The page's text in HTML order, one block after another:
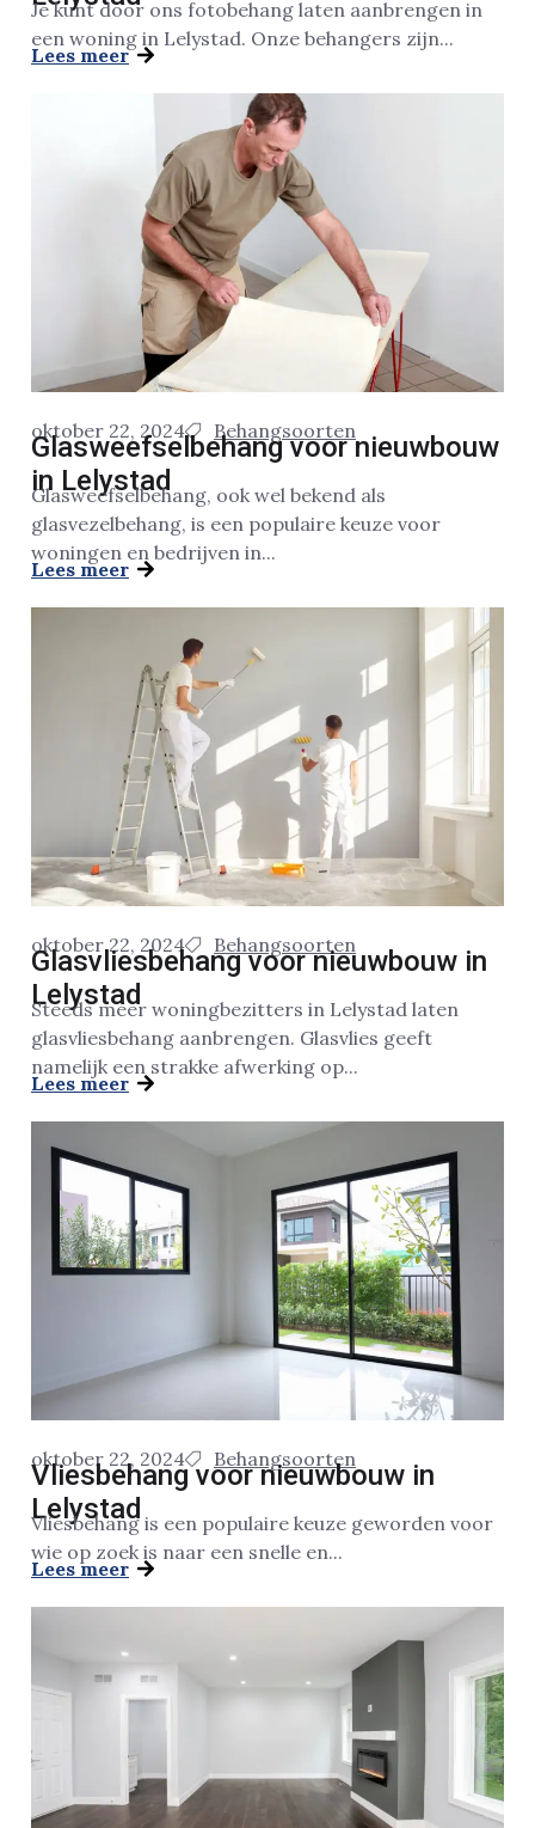
Je kunt door ons fotobehang laten aanbrengen in
een woning in Lelystad. Onze behangers zijn...
Lees meer
oktober 22, 2024 Behangsoorten
Glasweefselbehang voor nieuwbouw
in Lelystad
Glasweefselbehang, ook wel bekend als
glasvezelbehang, is een populaire keuze voor
woningen en bedrijven in...
Lees meer
oktober 22, 2024 Behangsoorten
Glasvliesbehang voor nieuwbouw in
Lelystad
Steeds meer woningbezitters in Lelystad laten
glasvliesbehang aanbrengen. Glasvlies geeft
namelijk een strakke afwerking op...
Lees meer
oktober 22, 2024 Behangsoorten
Vliesbehang voor nieuwbouw in
Lelystad
Vliesbehang is een populaire keuze geworden voor
wie op zoek is naar een snelle en...
Lees meer